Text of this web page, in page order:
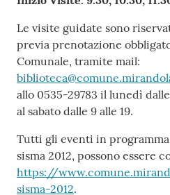
Le visite guidate sono
previa prenotazione
Comunale, tramite mail:
allo 0535-29783 il lunedì
al sabato dalle 9 alle 19.
Tutti gli eventi in
sisma 2012, possono essere
https://
sisma-2012.